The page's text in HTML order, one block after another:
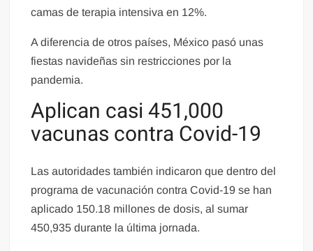
camas de terapia intensiva en 12%.
A diferencia de otros países, México pasó unas
fiestas navideñas sin restricciones por la
pandemia.
Aplican casi 451,000
vacunas contra Covid-19
Las autoridades también indicaron que dentro del
programa de vacunación contra Covid-19 se han
aplicado 150.18 millones de dosis, al sumar
450,935 durante la última jornada.